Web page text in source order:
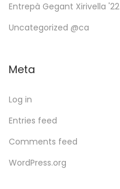
Entrepà Gegant Xirivella '22
Uncategorized @ca
Meta
Log in
Entries feed
Comments feed
WordPress.org